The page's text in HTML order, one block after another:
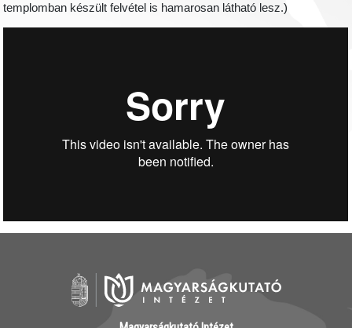
templomban készült felvétel is hamarosan látható lesz.)